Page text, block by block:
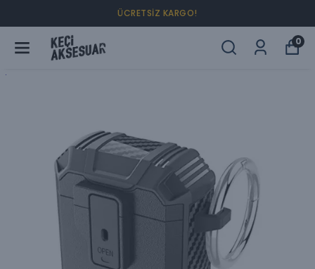
ÜCRETSİZ KARGO!
0